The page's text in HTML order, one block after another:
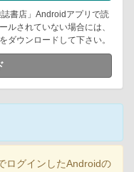
書店」Androidアプリで読
ルされていない場合には、
ダウンロードして下さい。
ログインしたAndroidの